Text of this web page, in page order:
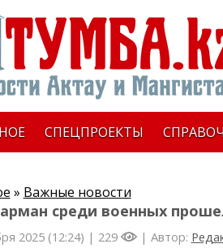
СПЕЦПРОЕКТЫ
» Важные новости
среди военных
2025 (12:24) | 229 | Автор: